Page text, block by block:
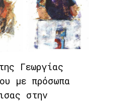
Γεωργίας
με πρόσωπα
στην